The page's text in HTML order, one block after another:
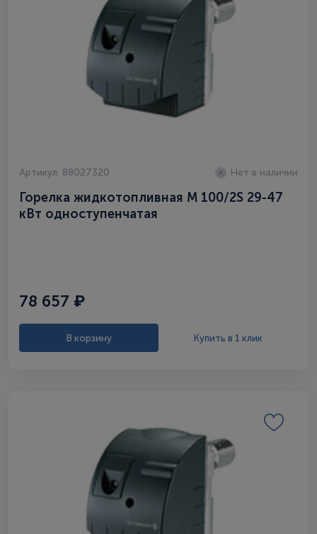
Артикул: 88027320 Нет в наличии
Горелка жидкотопливная M 100/2S 29-47
кВт одноступенчатая
78 657 ₽
В корзину Купить в 1 клик